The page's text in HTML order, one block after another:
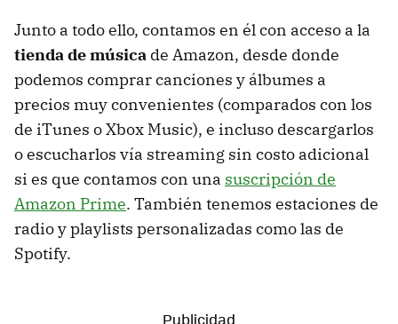
Junto a todo ello, contamos en él con acceso a la
tienda de música de Amazon, desde donde
podemos comprar canciones y álbumes a
precios muy convenientes (comparados con los
de iTunes o Xbox Music), e incluso descargarlos
o escucharlos vía streaming sin costo adicional
si es que contamos con una suscripción de
Amazon Prime. También tenemos estaciones de
radio y playlists personalizadas como las de
Spotify.